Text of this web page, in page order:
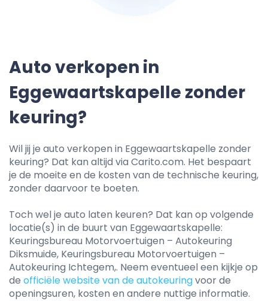
Auto verkopen in
Eggewaartskapelle zonder
keuring?
Wil jij je auto verkopen in Eggewaartskapelle zonder
keuring? Dat kan altijd via Carito.com. Het bespaart
je de moeite en de kosten van de technische keuring,
zonder daarvoor te boeten.
Toch wel je auto laten keuren? Dat kan op volgende
locatie(s) in de buurt van Eggewaartskapelle:
Keuringsbureau Motorvoertuigen – Autokeuring
Diksmuide, Keuringsbureau Motorvoertuigen –
Autokeuring Ichtegem,. Neem eventueel een kijkje op
de officiële website van de autokeuringvoor de
openingsuren, kosten en andere nuttige informatie.